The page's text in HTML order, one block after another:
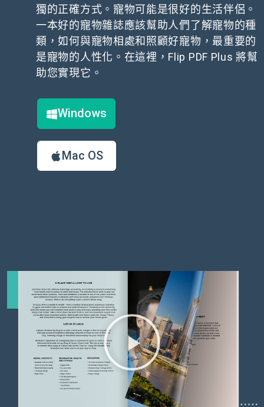
獨的正確方式。寵物可能是很好的生活伴侶。
一本好的寵物雜誌應該幫助人們了解寵物的種
類，如何與寵物相處和照顧好寵物，最重要的
是寵物的人性化。在這裡，Flip PDF Plus 將幫
助您實現它。
Windows
Mac OS